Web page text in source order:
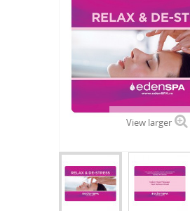
View larger